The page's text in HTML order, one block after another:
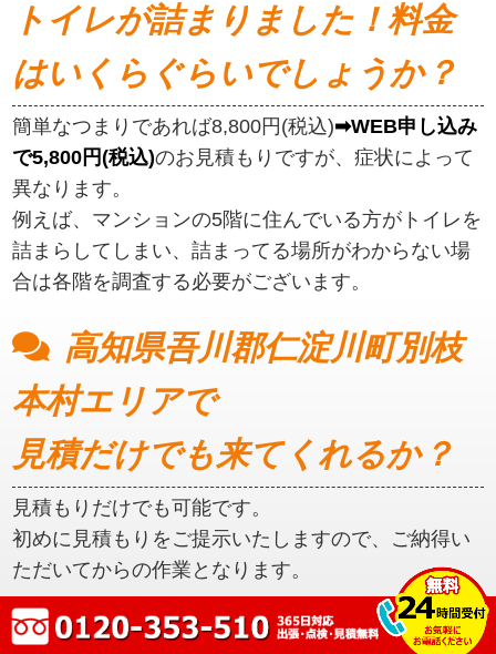
トイレが詰まりました！料金
はいくらぐらいでしょうか？
簡単なつまりであれば8,800円(税込)➡WEB申し込み
で5,800円(税込)のお見積もりですが、症状によって
異なります。
例えば、マンションの5階に住んでいる方がトイレを
詰まらしてしまい、詰まってる場所がわからない場
合は各階を調査する必要がございます。
高知県吾川郡仁淀川町別枝
本村エリアで
見積だけでも来てくれるか？
見積もりだけでも可能です。
初めに見積もりをご提示いたしますので、ご納得い
ただいてからの作業となります。
高知県吾川郡仁淀川町別枝